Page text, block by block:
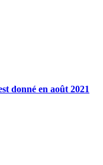
donné en août 2021